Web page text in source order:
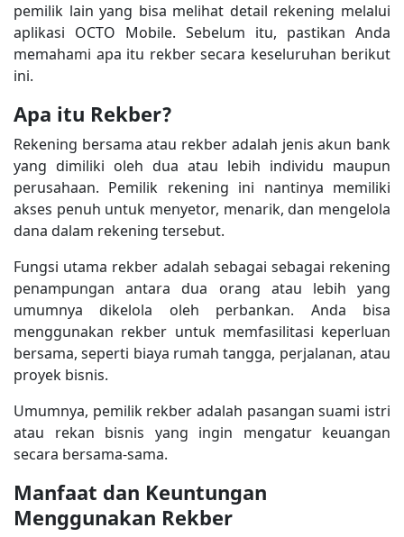
pemilik lain yang bisa melihat detail rekening melalui
aplikasi OCTO Mobile. Sebelum itu, pastikan Anda
memahami apa itu rekber secara keseluruhan berikut
ini.
Apa itu Rekber?
Rekening bersama atau rekber adalah jenis akun bank
yang dimiliki oleh dua atau lebih individu maupun
perusahaan. Pemilik rekening ini nantinya memiliki
akses penuh untuk menyetor, menarik, dan mengelola
dana dalam rekening tersebut.
Fungsi utama rekber adalah sebagai sebagai rekening
penampungan antara dua orang atau lebih yang
umumnya dikelola oleh perbankan. Anda bisa
menggunakan rekber untuk memfasilitasi keperluan
bersama, seperti biaya rumah tangga, perjalanan, atau
proyek bisnis.
Umumnya, pemilik rekber adalah pasangan suami istri
atau rekan bisnis yang ingin mengatur keuangan
secara bersama-sama.
Manfaat dan Keuntungan
Menggunakan Rekber